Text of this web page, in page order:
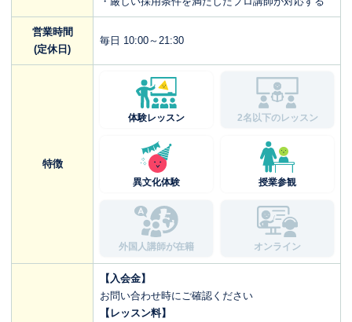
営業時間
(定休日)
毎日 10:00～21:30
特徴
体験レッスン 2名以下のレッスン
異文化体験 授業参観
外国人講師が在籍 オンライン
【入会金】
お問い合わせ時にご確認ください
【レッスン料】